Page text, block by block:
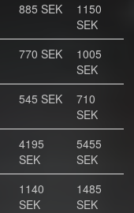
885 SEK
1150
SEK
770 SEK
1005
SEK
545 SEK
710
SEK
4195
SEK
5455
SEK
1140
SEK
1485
SEK